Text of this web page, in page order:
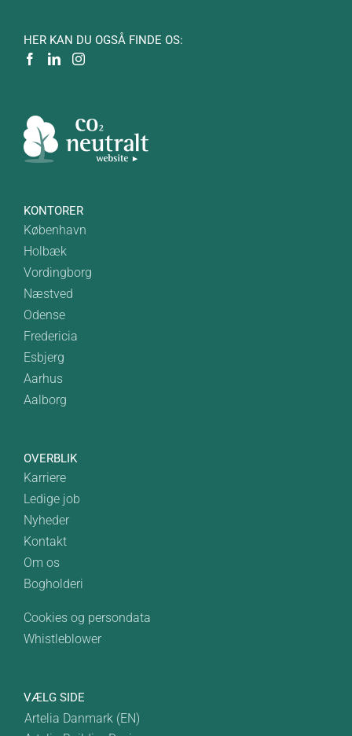
HER KAN DU OGSÅ FINDE OS:
KONTORER
København
Holbæk
Vordingborg
Næstved
Odense
Fredericia
Esbjerg
Aarhus
Aalborg
OVERBLIK
Karriere
Ledige job
Nyheder
Kontakt
Om os
Bogholderi
Cookies og persondata
Whistleblower
VÆLG SIDE
Artelia Danmark (EN)